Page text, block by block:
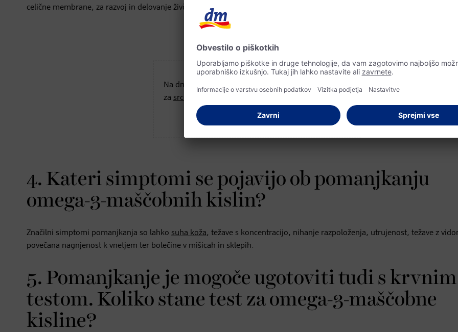
celične membrane, za razvoj in delovanje živčnega sistema ter za dober vid.
Na dm.si lahko najdete še več prehranskih dopolnil
za srce, krvni obtok in holesterol
4. Kateri simptomi se pojavijo ob pomanjkanju
omega-3-maščobnih kislin?
Značilni simptomi pomanjkanja so lahko suha koža, težave s koncentracijo, nihanje razpoloženja, utrujenost, težave z
povečana nagnjenost k vnetjem ter bolečine v mišicah in sklepih.
5. Pomanjkanje je mogoče ugotoviti tudi s krvnim
testom. Koliko stane test za omega-3-maščobne
kisline?